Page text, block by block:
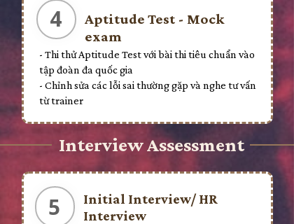
Interview Assessment
Aptitude Test - Mock
exam
- Thi thử Aptitude Test với bài thi tiêu chuẩn vào
tập đoàn đa quốc gia
- Chỉnh sửa các lỗi sai thường gặp và nghe tư vấn
từ trainer
4
Initial Interview/ HR
Interview
5